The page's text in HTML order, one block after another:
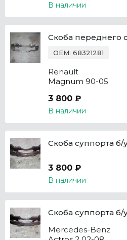
В наличии
Скоба переднего
OEM: 68321281
Renault
Magnum 90-05
3 800 ₽
В наличии
Скоба суппорта б/
3 800 ₽
В наличии
Скоба суппорта б/
Mercedes-Benz